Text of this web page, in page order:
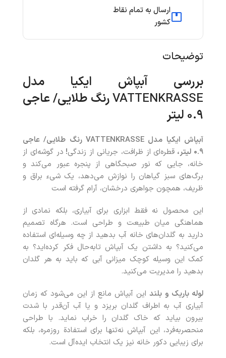
ارسال به تمام نقاط
کشور
توضیحات
بررسی آبپاش ایکیا مدل
VATTENKRASSEرنگ طلایی/ عاجی
۰.۹ لیتر
آبپاش ایکیا مدل VATTENKRASSE رنگ طلایی/ عاجی
۰.۹ لیتر،
قطره‌ای از ظرافت، جریانی از زندگی! در گوشه‌ای از
خانه، جایی که نور صبحگاهی از پنجره عبور می‌کند و
برگ‌های سبز گیاهان را نوازش می‌دهد، یک شیء براق و
ظریف، همچون جواهری درخشان، آرام گرفته است
این محصول نه فقط ابزاری برای آبیاری، بلکه نمادی از
هماهنگی میان طبیعت و طراحی است. هرگاه تصمیم
دارید به گلدان‌های خانه آب بدهید از چه وسیله‌ای استفاده
می‌کنید؟ به داشتن یک آبپاش تابه‌حال فکر کرده‌اید؟ به
کمک این وسیله کوچک میزانی آبی که باید به هر گلدان
بدهید را مدیریت می‌کنید.
لوله باریک و بلنداین آبپاش مانع از این می‌شود که زمان
آبیاری آب به اطراف گلدان بریزد و یا آب آن‌قدر با شدت
بیرون بیاید که خاک گلدان را خراب نماید. با طراحی
منحصر‌به‌فرد، این آبپاش نه‌تنها برای استفادة روزمره، بلکه
برای زیبایی دکور خانه نیز یک انتخاب ایده‌آل است.